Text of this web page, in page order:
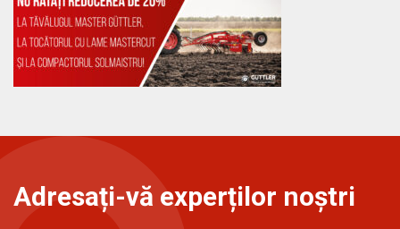
Adresați-vă experților noștri